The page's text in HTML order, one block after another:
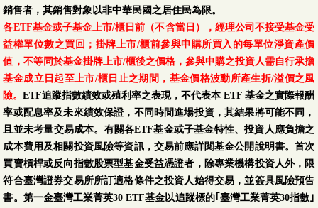
銷售者，其銷售對象以非中華民國之居住民為限。
各ETF基金或子基金上市/櫃日前（不含當日），經理公司不接受基金受
益權單位數之買回；掛牌上市/櫃前參與申購所買入的每單位淨資產價
值，不等同於基金掛牌上市/櫃後之價格，參與申購之投資人需自行承擔
基金成立日起至上市/櫃日止之期間，基金價格波動所產生折/溢價之風
險。ETF追蹤指數績效或殖利率之表現，不代表本 ETF 基金之實際報酬
率或配息率及未來績效保證，不同時間進場投資，其結果將可能不同，
且並未考量交易成本。有關各ETF基金或子基金特性、投資人應負擔之
成本費用及相關投資風險等資訊，交易前應詳閱基金公開說明書。首次
買賣槓桿或反向指數股票型基金受益憑證者，除專業機構投資人外，限
符合臺灣證券交易所所訂適格條件之投資人始得交易，並簽具風險預告
書。第一金臺灣工業菁英30 ETF基金以追蹤標的｢臺灣工業菁英30指數｣